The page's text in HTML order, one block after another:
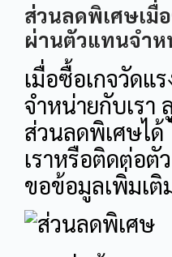
ส่วนลดพิเศษเมื่
ผ่านตัวแทนจำห
เมื่อซื้อเกจวัดแ
จำหน่ายกับเรา
ส่วนลดพิเศษได้
เราหรือติดต่อตั
ขอข้อมูลเพิ่มเติ